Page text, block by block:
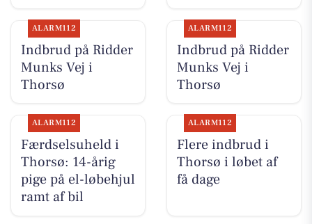
ALARM112
Indbrud på Ridder
Munks Vej i
Thorsø
ALARM112
Indbrud på Ridder
Munks Vej i
Thorsø
ALARM112
Færdselsuheld i
Thorsø: 14-årig
pige på el-løbehjul
ramt af bil
ALARM112
Flere indbrud i
Thorsø i løbet af
få dage